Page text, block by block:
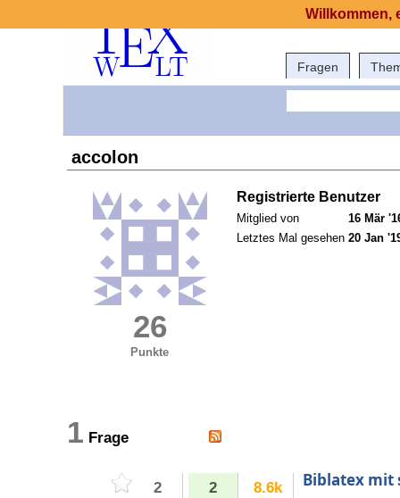
Fragen
accolon
26
Punkte
Registrierte Benutzer
Mitglied von
16 Mär
Letztes Mal gesehen 20 Jan
1 Frage
2 2 8.6k Biblatex mit
Willkommen,